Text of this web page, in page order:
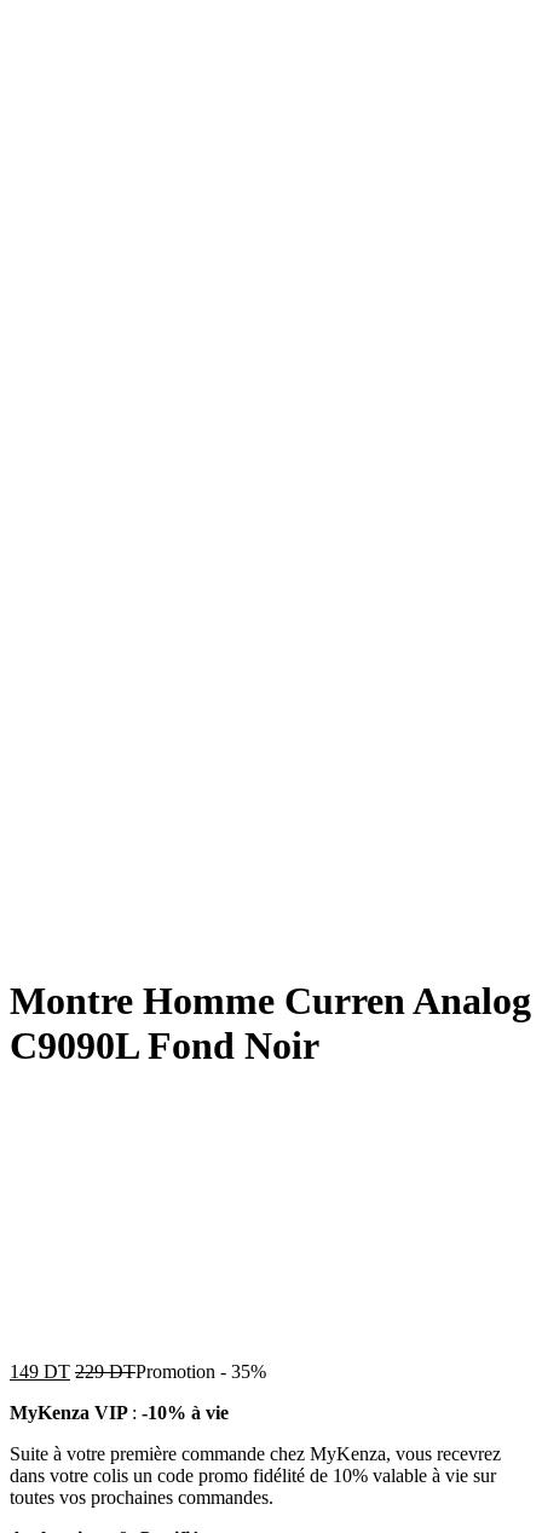
Montre Homme Curren Analog
C9090L Fond Noir
149 DT 229DTPromotion - 35%
MyKenza VIP : -10% à vie
Suite à votre première commande chez MyKenza, vous recevrez
dans votre colis un code promo fidélité de 10% valable à vie sur
toutes vos prochaines commandes.